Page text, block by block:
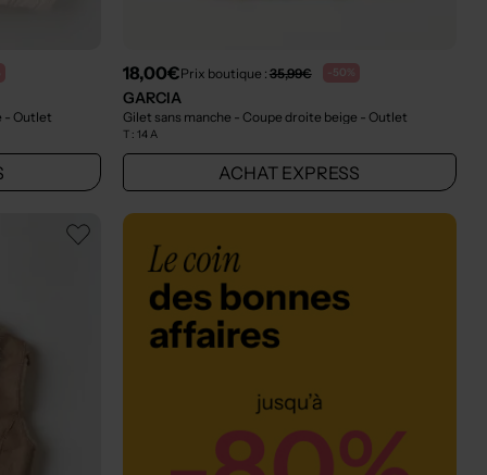
- Outlet
18,00€Prix boutique : 35,99€ -50%
GARCIA
Gilet sans manche - Coupe droite beige - Outlet
T : 14 A
ACHAT EXPRESS